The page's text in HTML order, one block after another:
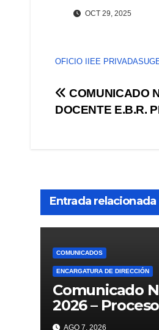
OCT 29, 2025
OFICIO IIEE
COMUNICADO
DOCENTE E.B.R.
Entrada relacionada
COMUNICADOS
ENCARGATURA DE DIRECCIÓN
Comunicado
2026 –
Encargatura-
AGO 7, 2026